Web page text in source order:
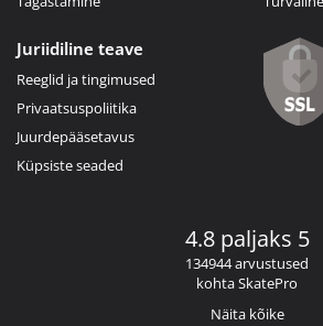
Juriidiline teave
Reeglid ja tingimused
Privaatsuspoliitika
Juurdepääsetavus
Küpsiste seaded
4.8 paljaks 5
134944 arvustused
kohta SkatePro
Näita kõike